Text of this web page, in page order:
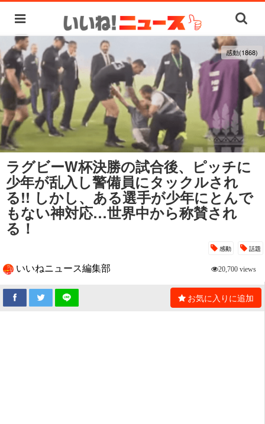
感動(1868)
ラグビーW杯決勝の試合後、ピッチに
少年が乱入し警備員にタックルされ
る!! しかし、ある選手が少年にとんで
もない神対応…世界中から称賛され
る！
感動 話題
いいねニュース編集部 20,700 views
お気に入りに追加